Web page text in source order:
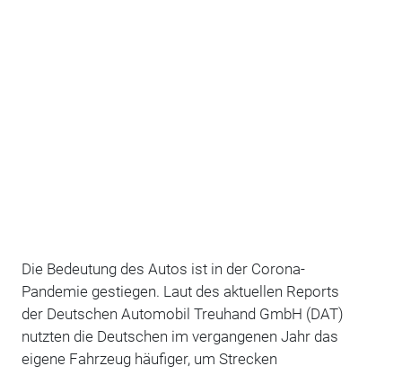
Die Bedeutung des Autos ist in der Corona-
Pandemie gestiegen. Laut des aktuellen Reports
der Deutschen Automobil Treuhand GmbH (DAT)
nutzten die Deutschen im vergangenen Jahr das
eigene Fahrzeug häufiger, um Strecken